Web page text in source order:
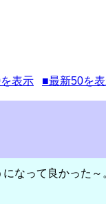
表示 ■最新50を
なって良かった～